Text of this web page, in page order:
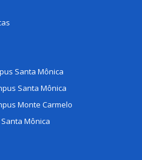
Santa Mônica
Santa Mônica
Monte Carmelo
Mônica